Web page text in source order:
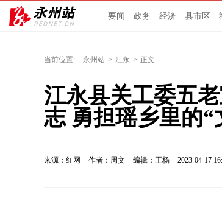
要闻 政务 经济 县市区
当前位置: 永州站 > 江永 > 正文
江永县关工委五
志 勇担瑶乡里的“
来源：红网 作者：周文 编辑：王杨 2023-04-17